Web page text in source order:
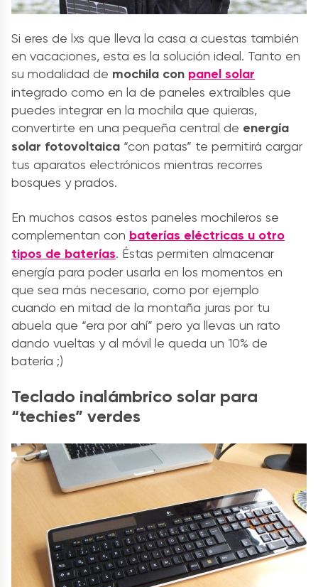
Si eres de lxs que lleva la casa a cuestas también
en vacaciones, esta es la solución ideal. Tanto en
su modalidad de mochila con panel solar
integrado como en la de paneles extraíbles que
puedes integrar en la mochila que quieras,
convertirte en una pequeña central de energía
solar fotovoltaica “con patas” te permitirá cargar
tus aparatos electrónicos mientras recorres
bosques y prados.
En muchos casos estos paneles mochileros se
complementan con baterías eléctricas u otro
tipos de baterías. Éstas permiten almacenar
energía para poder usarla en los momentos en
que sea más necesario, como por ejemplo
cuando en mitad de la montaña juras por tu
abuela que “era por ahí” pero ya llevas un rato
dando vueltas y al móvil le queda un 10% de
batería ;)
Teclado inalámbrico solar para
“techies” verdes